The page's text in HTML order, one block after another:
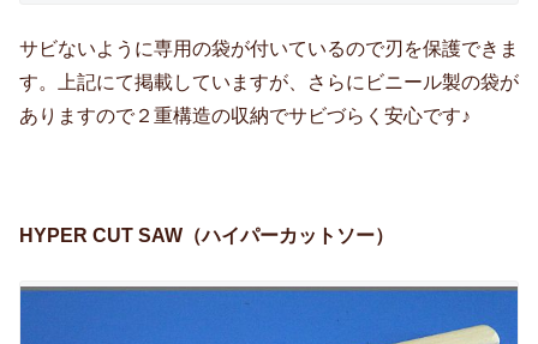
サビないように専用の袋が付いているので刃を保護できま
す。上記にて掲載していますが、さらにビニール製の袋が
ありますので２重構造の収納でサビづらく安心です♪
HYPER CUT SAW（ハイパーカットソー）